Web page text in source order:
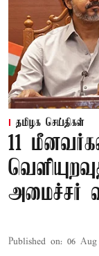
தமிழக செய்திகள்
11
அமைச்சர்
Published on: 06 Aug